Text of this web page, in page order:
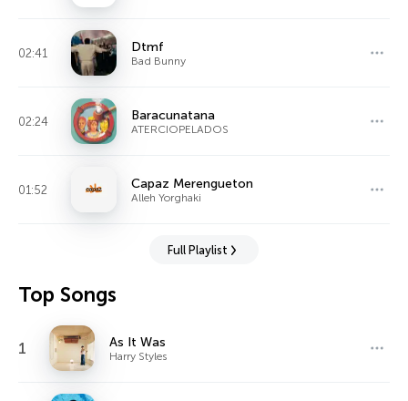
02:41 Dtmf
Bad Bunny
02:24 Baracunatana
ATERCIOPELADOS
01:52 Capaz Merengueton
Alleh Yorghaki
Full Playlist
Top Songs
1 As It Was
Harry Styles